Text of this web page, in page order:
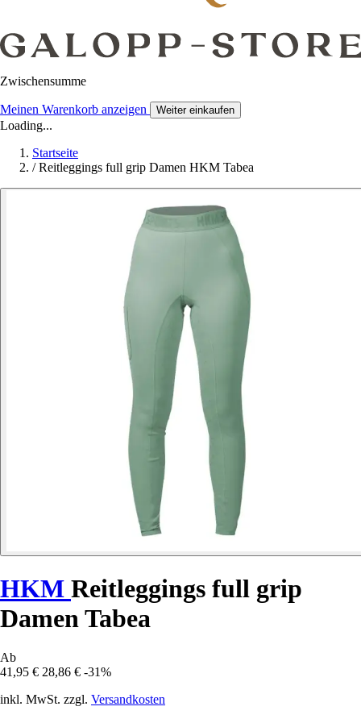
Zwischensumme
Meinen Warenkorb anzeigen Weiter einkaufen
Loading...
Startseite
/ Reitleggings full grip Damen HKM Tabea
HKM Reitleggings full grip
Damen Tabea
Ab
41,95 € 28,86 € -31%
inkl. MwSt. zzgl. Versandkosten